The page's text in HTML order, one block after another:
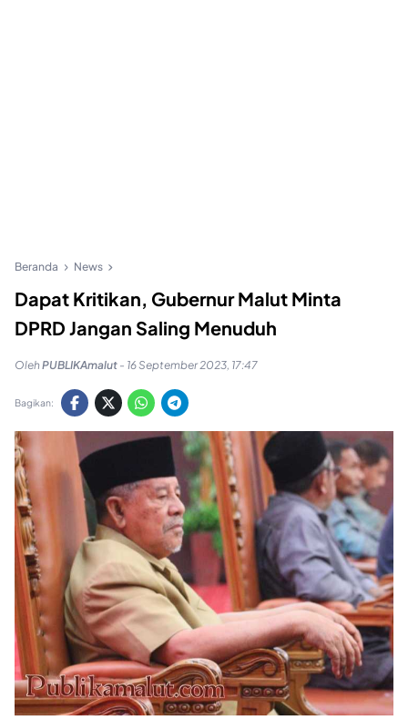
Beranda News
Dapat Kritikan, Gubernur Malut Minta
DPRD Jangan Saling Menuduh
OlehPUBLIKAmalut - 16 September 2023, 17:47
Bagikan: